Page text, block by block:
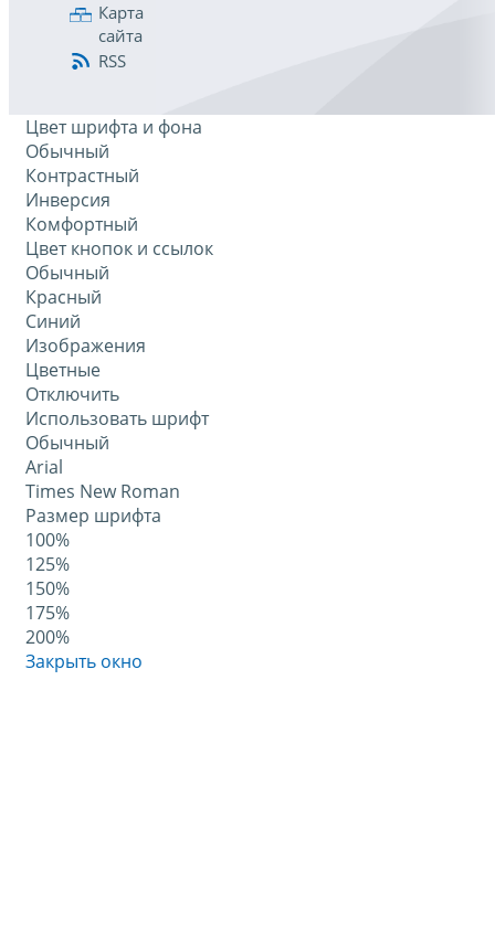
Карта
сайта
RSS
Цвет шрифта и фона
Обычный
Контрастный
Инверсия
Комфортный
Цвет кнопок и ссылок
Обычный
Красный
Синий
Изображения
Цветные
Отключить
Использовать шрифт
Обычный
Arial
Times New Roman
Размер шрифта
100%
125%
150%
175%
200%
Закрыть окно